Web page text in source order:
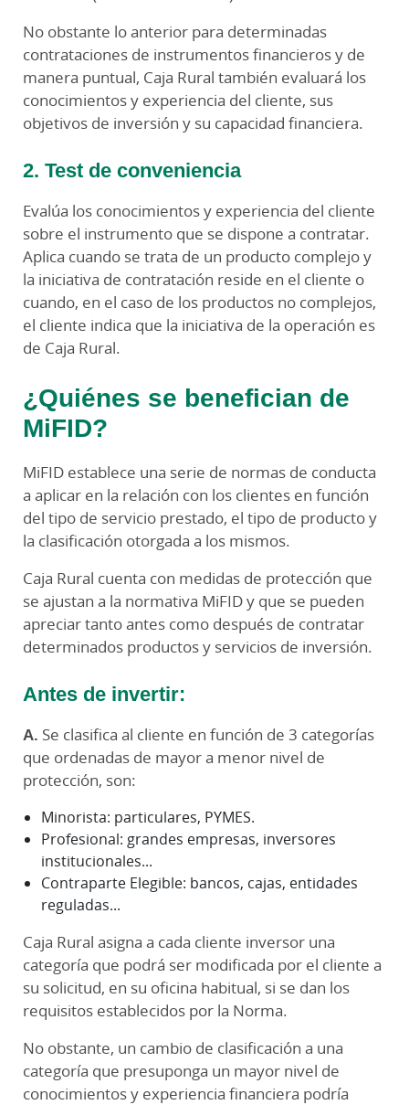
No obstante lo anterior para determinadas
contrataciones de instrumentos financieros y de
manera puntual, Caja Rural también evaluará los
conocimientos y experiencia del cliente, sus
objetivos de inversión y su capacidad financiera.
2. Test de conveniencia
Evalúa los conocimientos y experiencia del cliente
sobre el instrumento que se dispone a contratar.
Aplica cuando se trata de un producto complejo y
la iniciativa de contratación reside en el cliente o
cuando, en el caso de los productos no complejos,
el cliente indica que la iniciativa de la operación es
de Caja Rural.
¿Quiénes se benefician de
MiFID?
MiFID establece una serie de normas de conducta
a aplicar en la relación con los clientes en función
del tipo de servicio prestado, el tipo de producto y
la clasificación otorgada a los mismos.
Caja Rural cuenta con medidas de protección que
se ajustan a la normativa MiFID y que se pueden
apreciar tanto antes como después de contratar
determinados productos y servicios de inversión.
Antes de invertir:
A. Se clasifica al cliente en función de 3 categorías
que ordenadas de mayor a menor nivel de
protección, son:
Minorista: particulares, PYMES.
Profesional: grandes empresas, inversores
institucionales...
Contraparte Elegible: bancos, cajas, entidades
reguladas...
Caja Rural asigna a cada cliente inversor una
categoría que podrá ser modificada por el cliente a
su solicitud, en su oficina habitual, si se dan los
requisitos establecidos por la Norma.
No obstante, un cambio de clasificación a una
categoría que presuponga un mayor nivel de
conocimientos y experiencia financiera podría